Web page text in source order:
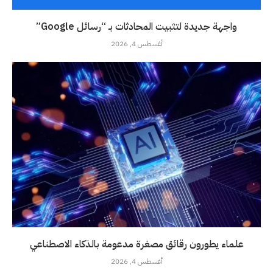
واجهة جديدة لتثبيت المحادثات بـ “رسائل Google”
أغسطس 4, 2026
علماء يطورون رقائق مصغرة مدعومة بالذكاء الاصطناعي
أغسطس 4, 2026